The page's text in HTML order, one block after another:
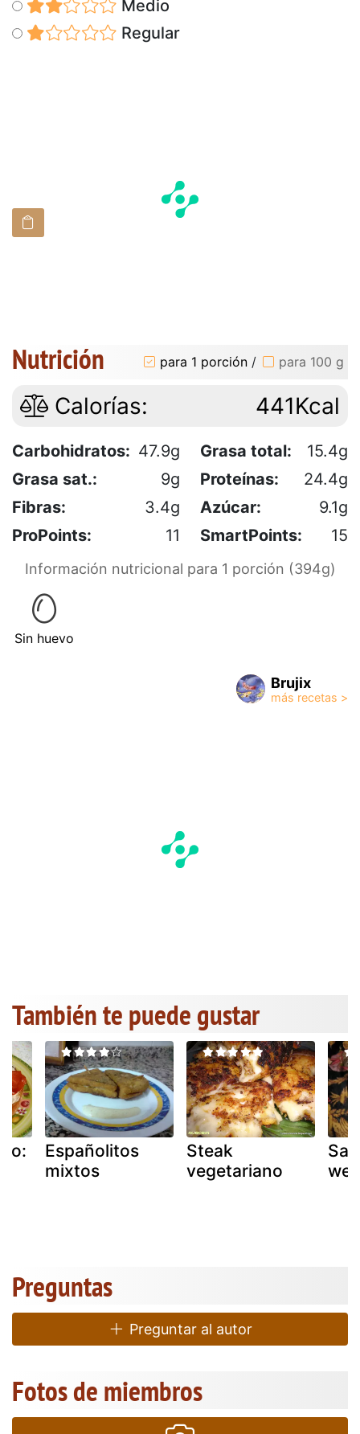
Medio
Regular
Nutrición para 1 porción / para 100 g
Calorías: 441Kcal
Carbohidratos: 47.9g Grasa total:
15.4g
Grasa sat.:
9g Proteínas:
24.4g
Fibras:
3.4g Azúcar:
9.1g
ProPoints:
11 SmartPoints: 15
Información nutricional para 1 porción (394g)
Sin huevo
Brujix
También te puede gustar
Españolitos
mixtos
Steak
vegetariano
Preguntas
Preguntar al autor
Fotos de miembros